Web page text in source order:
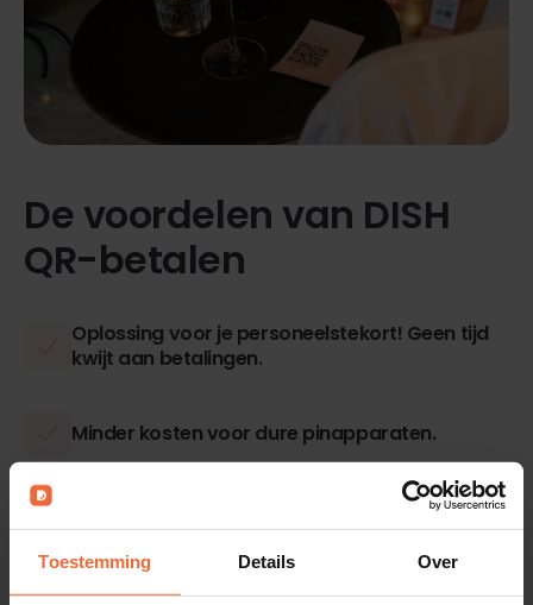
Toestemming Details Over
De voordelen van DISH
QR-betalen
Oplossing voor je personeelstekort! Geen tijd
kwijt aan betalingen.
Minder kosten voor dure pinapparaten.
Online betalen of bij een medewerker, beide
kan!
Geen onnodige transactiekosten voor online